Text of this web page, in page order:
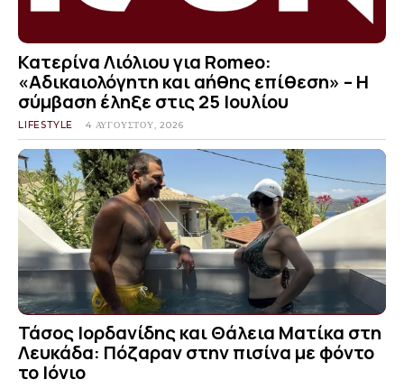
Κατερίνα Λιόλιου για Romeo:
«Αδικαιολόγητη και αήθης επίθεση» – Η
σύμβαση έληξε στις 25 Ιουλίου
LIFESTYLE 4 ΑΥΓΟΎΣΤΟΥ, 2026
Τάσος Ιορδανίδης και Θάλεια Ματίκα στη
Λευκάδα: Πόζαραν στην πισίνα με φόντο
το Ιόνιο